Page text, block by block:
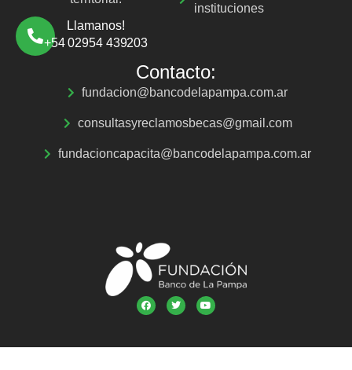
Llamanos!
+54 02954 439203
instituciones
Contacto:
fundacion@bancodelapampa.com.ar
consultasyreclamosbecas@gmail.com
fundacioncapacita@bancodelapampa.com.ar